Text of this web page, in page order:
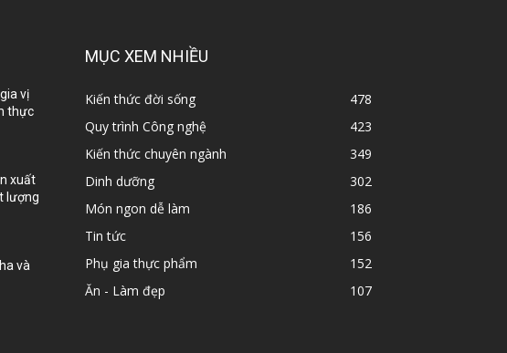
vị
thực
xuất
lượng
và
MỤC XEM NHIỀU
Kiến thức đời sống
478
Quy trình Công nghệ
423
Kiến thức chuyên ngành
349
Dinh dưỡng
302
Món ngon dễ làm
186
Tin tức
156
Phụ gia thực phẩm
152
Ăn - Làm đẹp
107